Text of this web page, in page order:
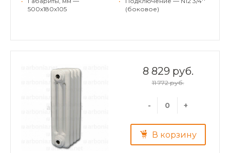
500x180x105
(боковое)
8 829 руб.
11 772 руб.
- +
В корзину